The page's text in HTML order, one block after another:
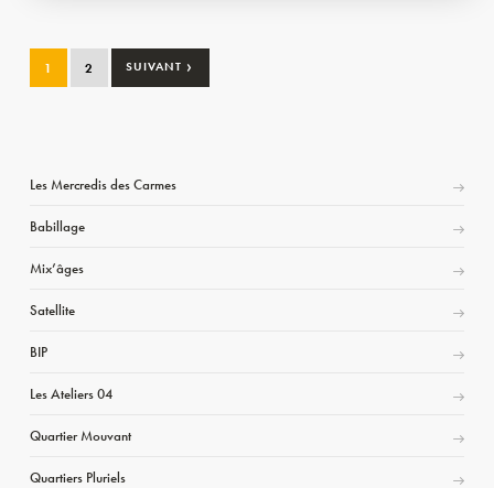
1 2 SUIVANT ›
Les Mercredis des Carmes
Babillage
Mix’âges
Satellite
BIP
Les Ateliers 04
Quartier Mouvant
Quartiers Pluriels